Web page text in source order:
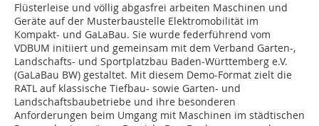
Flüsterleise und völlig abgasfrei arbeiten Maschinen und
Geräte auf der Musterbaustelle Elektromobilität im
Kompakt- und GaLaBau. Sie wurde federführend vom
VDBUM initiiert und gemeinsam mit dem Verband Garten-,
Landschafts- und Sportplatzbau Baden-Württemberg e.V.
(GaLaBau BW) gestaltet. Mit diesem Demo-Format zielt die
RATL auf klassische Tiefbau- sowie Garten- und
Landschaftsbaubetriebe und ihre besonderen
Anforderungen beim Umgang mit Maschinen im städtischen